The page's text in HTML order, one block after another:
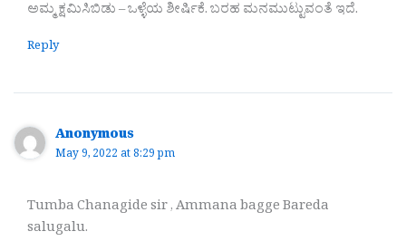
ಅಮ್ಮ ಕ್ಷಮಿಸಿಬಿಡು – ಒಳ್ಳೆಯ ಶೀರ್ಷಿಕೆ. ಬರಹ ಮನಮುಟ್ಟುವಂತೆ ಇದೆ.
Reply
Anonymous
May 9, 2022 at 8:29 pm
Tumba Chanagide sir , Ammana bagge Bareda
salugalu.